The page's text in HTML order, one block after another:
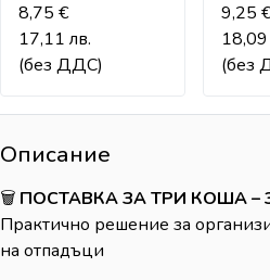
8,75 €
17,11 лв.
(без ДДС)
9,25
(без
Описание
🗑️ ПОСТАВКА ЗА ТРИ КОША –
Практично решение за
на отпадъци